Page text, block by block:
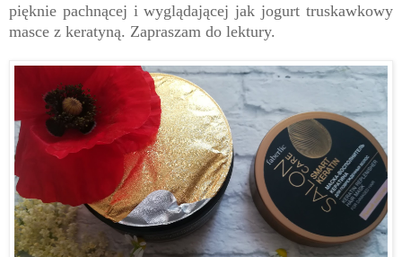
pięknie pachnącej i wyglądającej jak jogurt truskawkowy
masce z keratyną. Zapraszam do lektury.